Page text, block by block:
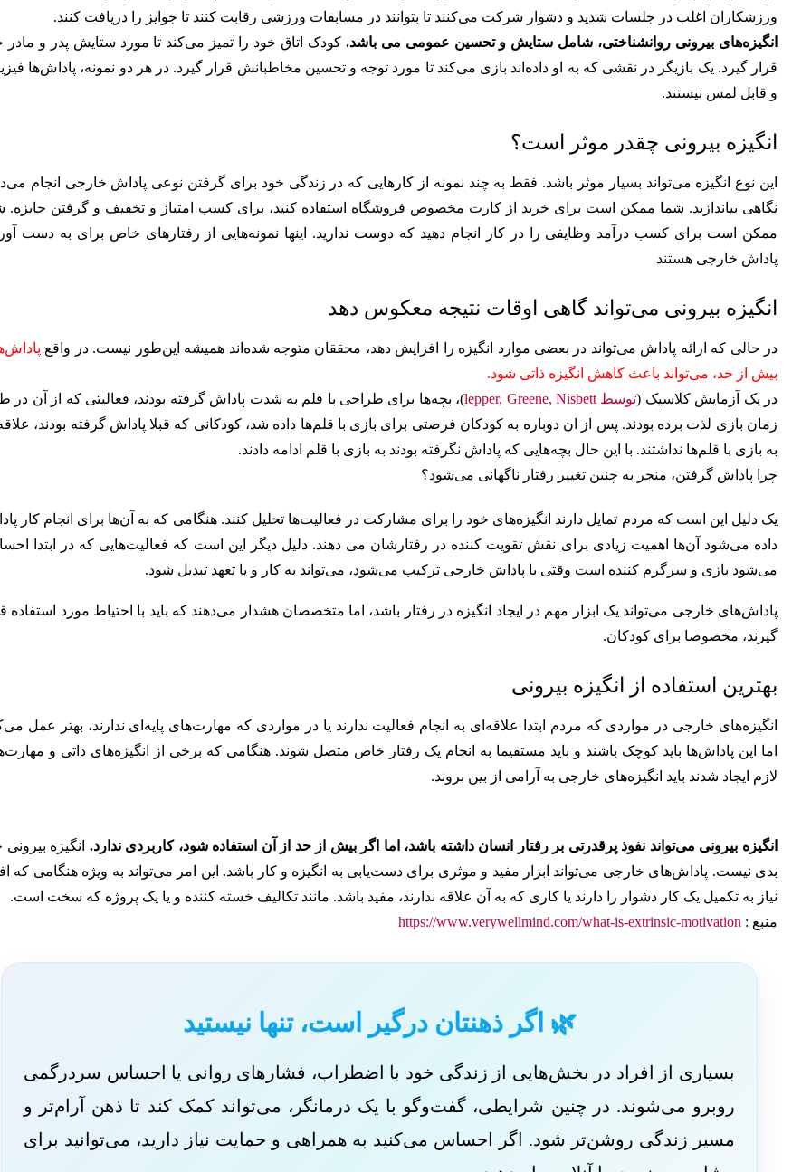
ورزشکاران اغلب در جلسات شدید و دشوار شرکت می‌کنند تا بتوانند در مسابقات ورزشی رقابت کنند تا جوایز را دریافت کنند.
انگیزه‌های بیرونی روانشناختی، شامل ستایش و تحسین عمومی می باشد. کودک اتاق خود را تمیز می‌کند تا مورد ستایش پدر و مادر
قرار گیرد. یک بازیگر در نقشی که به او داده‌اند بازی می‌کند تا مورد توجه و تحسین مخاطبانش قرار گیرد. در هر دو نمونه، پاداش‌ها
و قابل لمس نیستند.
انگیزه بیرونی چقدر موثر است؟
این نوع انگیزه می‌تواند بسیار موثر باشد. فقط به چند نمونه از کارهایی که در زندگی خود برای گرفتن نوعی پاداش خارجی انجام
نگاهی بیاندازید. شما ممکن است برای خرید از کارت مخصوص فروشگاه استفاده کنید، برای کسب امتیاز و تخفیف و گرفتن جایزه.
ممکن است برای کسب درآمد وظایفی را در کار انجام دهید که دوست ندارید. اینها نمونه‌هایی از رفتارهای خاص برای به دست
پاداش خارجی هستند
انگیزه بیرونی می‌تواند گاهی اوقات نتیجه معکوس دهد
در حالی که ارائه پاداش می‌تواند در بعضی موارد انگیزه را افزایش دهد، محققان متوجه شده‌اند همیشه این‌طور نیست. در واقع
بیش از حد، می‌تواند باعث کاهش انگیزه ذاتی شود.
در یک آزمایش کلاسیک (توسط lepper, Greene, Nisbett
)، بچه‌ها برای طراحی با قلم به شدت پاداش گرفته بودند، فعالیتی که از آن در
زمان بازی لذت برده بودند. پس از ان دوباره به کودکان فرصتی برای بازی با قلم‌ها داده شد، کودکانی که قبلا پاداش گرفته بودند،
به بازی با قلم‌ها نداشتند. با این حال بچه‌هایی که پاداش نگرفته بودند به بازی با قلم ادامه دادند.
چرا پاداش گرفتن، منجر به چنین تغییر رفتار ناگهانی می‌شود؟
یک دلیل این است که مردم تمایل دارند انگیزه‌های خود را برای مشارکت در فعالیت‌ها تحلیل کنند. هنگامی که به آن‌ها برای انجام کار
داده می‌شود آن‌ها اهمیت زیادی برای نقش تقویت کننده در رفتارشان می دهند. دلیل دیگر این است که فعالیت‌هایی که در ابتدا
می‌شود بازی و سرگرم کننده است وقتی با پاداش خارجی ترکیب می‌شود، می‌تواند به کار و یا تعهد تبدیل شود.
پاداش‌های خارجی می‌تواند یک ابزار مهم در ایجاد انگیزه در رفتار باشد، اما متخصصان هشدار می‌دهند که باید با احتیاط مورد استفاده
گیرند، مخصوصا برای کودکان.
بهترین استفاده از انگیزه بیرونی
انگیزه‌های خارجی در مواردی که مردم ابتدا علاقه‌ای به انجام فعالیت ندارند یا در مواردی که مهارت‌های پایه‌ای ندارند، بهتر عمل
اما این پاداش‌ها باید کوچک باشند و باید مستقیما به انجام یک رفتار خاص متصل شوند. هنگامی که برخی از انگیزه‌های ذاتی و
لازم ایجاد شدند باید انگیزه‌های خارجی به آرامی از بین بروند.
انگیزه بیرونی می‌تواند نفوذ پرقدرتی بر رفتار انسان داشته باشد، اما اگر بیش از حد از آن استفاده شود، کاربردی ندارد. انگیزه بیرونی
بدی نیست. پاداش‌های خارجی می‌تواند ابزار مفید و موثری برای دست‌یابی به انگیزه و کار باشد. این امر می‌تواند به ویژه هنگامی که
نیاز به تکمیل یک کار دشوار را دارند یا کاری که به آن علاقه ندارند، مفید باشد. مانند تکالیف خسته کننده و یا یک پروژه که سخت است.
منبع : https://www.verywellmind.com/what-is-extrinsic-motivation
🌿 اگر ذهنتان درگیر است، تنها نیستید
بسیاری از افراد در بخش‌هایی از زندگی خود با اضطراب، فشارهای روانی یا احساس سردرگمی
روبرو می‌شوند. در چنین شرایطی، گفت‌وگو با یک درمانگر، می‌تواند کمک کند تا ذهن آرام‌تر و
مسیر زندگی روشن‌تر شود. اگر احساس می‌کنید به همراهی و حمایت نیاز دارید، می‌توانید برای